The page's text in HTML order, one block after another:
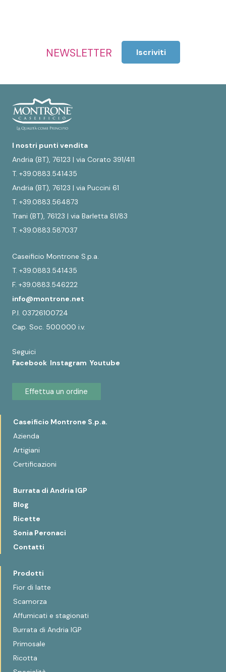
NEWSLETTER Iscriviti
I nostri punti vendita
Andria (BT), 76123 | via Corato 391/411
T. +39.0883.541435
Andria (BT), 76123 | via Puccini 61
T. +39.0883.564873
Trani (BT), 76123 | via Barletta 81/83
T. +39.0883.587037
Caseificio Montrone S.p.a.
T. +39.0883.541435
F. +39.0883.546222
info@montrone.net
P.I. 03726100724
Cap. Soc. 500.000 i.v.
Seguici
Facebook Instagram Youtube
Effettua un ordine
Caseificio Montrone S.p.a.
Azienda
Artigiani
Certificazioni
Burrata di Andria IGP
Blog
Ricette
Sonia Peronaci
Contatti
Prodotti
Fior di latte
Scamorza
Affumicati e stagionati
Burrata di Andria IGP
Primosale
Ricotta